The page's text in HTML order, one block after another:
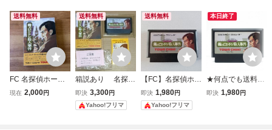
送料無料
FC 名探偵ホーム
ズ 霧のロンドン殺
現在 2,000円
送料無料
箱説あり 名探偵
ホームズ 霧のロン
ドン殺人事件 フ
ァミコン
即決 3,300円
Yahoo!フリマ
送料無料
【FC】名探偵ホー
ムズ 霧のロンドン
殺人事件 ファミコ
ン 動作確認済み
即決 1,980円
Yahoo!フリマ
本日終了
★何点でも送料１
８５円★ 名探偵ホ
即決 1,980円